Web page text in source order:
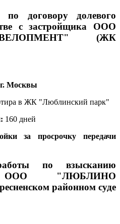
по договору долевого
с застройщика ООО
(ЖК
Москвы
в ЖК "Люблинский парк"
160 дней
за просрочку передачи
по взысканию
ООО "ЛЮБЛИНО
районном суде